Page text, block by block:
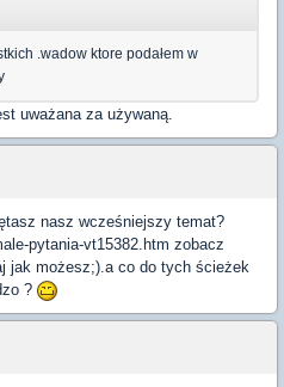
.wadow ktore podałem w
uważana za używaną.
nasz wcześniejszy temat?
pytania-vt15382.htm zobacz
jak możesz;).a co do tych ścieżek
?